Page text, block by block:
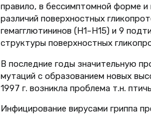
правило, в бессимптомной форме и
различий поверхностных
гемагглютининов (Н1–Н15) и 9
структуры поверхностных
В последние годы значительную
мутаций с образованием новых
1997 г. возникла проблема т.н.
Инфицирование вирусами гриппа